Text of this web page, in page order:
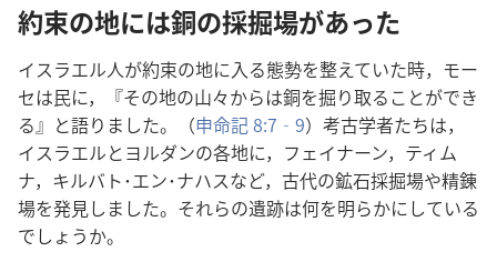
約束​の​地​に​は​銅​の​採掘​場​が​あっ​た
イスラエル​人​が​約束​の​地​に​入る​態勢​を​整え​て​い​た​時，モー
セ​は​民​に，『その​地​の​山々​から​は​銅​を​掘り取る​こと​が​でき
る』と​語り​まし​た。（申命記 8:7‐9）考古​学​者​たち​は，
イスラエル​と​ヨルダン​の​各地​に，フェイナーン，ティム
ナ，キルバト​･​エン​･​ナハス​など，古代​の​鉱石​採掘​場​や​精錬​
場​を​発見​し​まし​た。それら​の​遺跡​は​何​を​明らか​に​し​て​いる​
でしょ​う​か。